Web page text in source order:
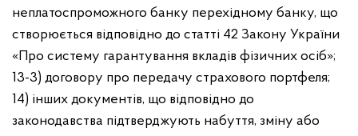
неплатоспроможного банку перехідному банку, що
створюється відповідно до статті 42 Закону України
«Про систему гарантування вкладів фізичних осіб»;
13-3) договору про передачу страхового портфеля;
14) інших документів, що відповідно до
законодавства підтверджують набуття, зміну або